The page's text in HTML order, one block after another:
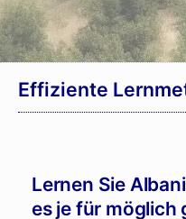
Effiziente
Lernen Sie
es je für möglich